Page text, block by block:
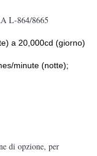
L-864/8665
a 20,000cd (giorno)
minute (notte);
di opzione, per